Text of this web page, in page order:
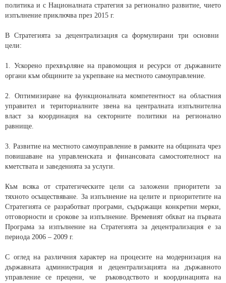
политика и с Националната стратегия за регионално развитие, чието
изпълнение приключва през 2015 г.
В Стратегията за децентрализация са формулирани три основни
цели:
1. Ускорено прехвърляне на правомощия и ресурси от държавните
органи към общините за укрепване на местното самоуправление.
2. Оптимизиране на функционалната компетентност на областния
управител и териториалните звена на централната изпълнителна
власт за координация на секторните политики на регионално
равнище.
3. Развитие на местното самоуправление в рамките на общината чрез
повишаване на управленската и финансовата самостоятелност на
кметствата и заведенията за услуги.
Към всяка от стратегическите цели са заложени приоритети за
тяхното осъществяване. За изпълнение на целите и приоритетите на
Стратегията се разработват програми, съдържащи конкретни мерки,
отговорности и срокове за изпълнение. Времевият обхват на първата
Програма за изпълнение на Стратегията за децентрализация е за
периода 2006 – 2009 г.
С оглед на различния характер на процесите на модернизация на
държавната администрация и децентрализацията на държавното
управление се прецени, че ръководството и координацията на